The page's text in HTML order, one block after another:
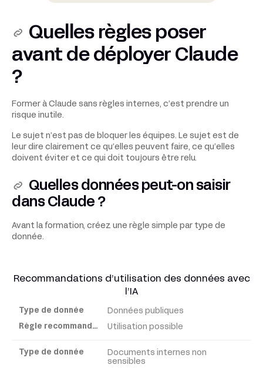
Quelles règles poser
avant de déployer Claude
?
Former à Claude sans règles internes, c’est prendre un
risque inutile.
Le sujet n’est pas de bloquer les équipes. Le sujet est de
leur dire clairement ce qu’elles peuvent faire, ce qu’elles
doivent éviter et ce qui doit toujours être relu.
Quelles données peut-on saisir
dans Claude ?
Avant la formation, créez une règle simple par type de
donnée.
Recommandations d’utilisation des données avec
l’IA
Type
de
Données publiques
Utilisation possible
Documents internes non
sensibles